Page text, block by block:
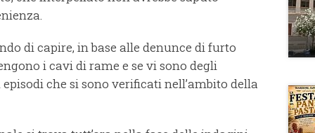
di capire, in base alle denunce di furto
i cavi di rame e se vi sono degli
che si sono verificati nell’ambito della